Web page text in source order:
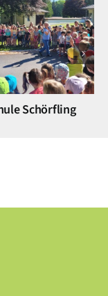
Schörfling